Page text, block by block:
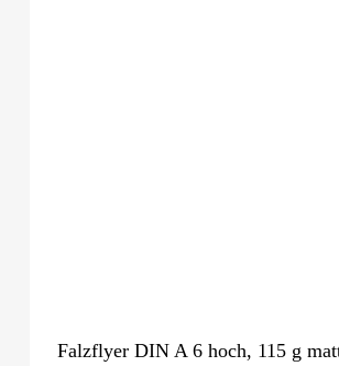
Falzflyer DIN A 6 hoch, 115 g